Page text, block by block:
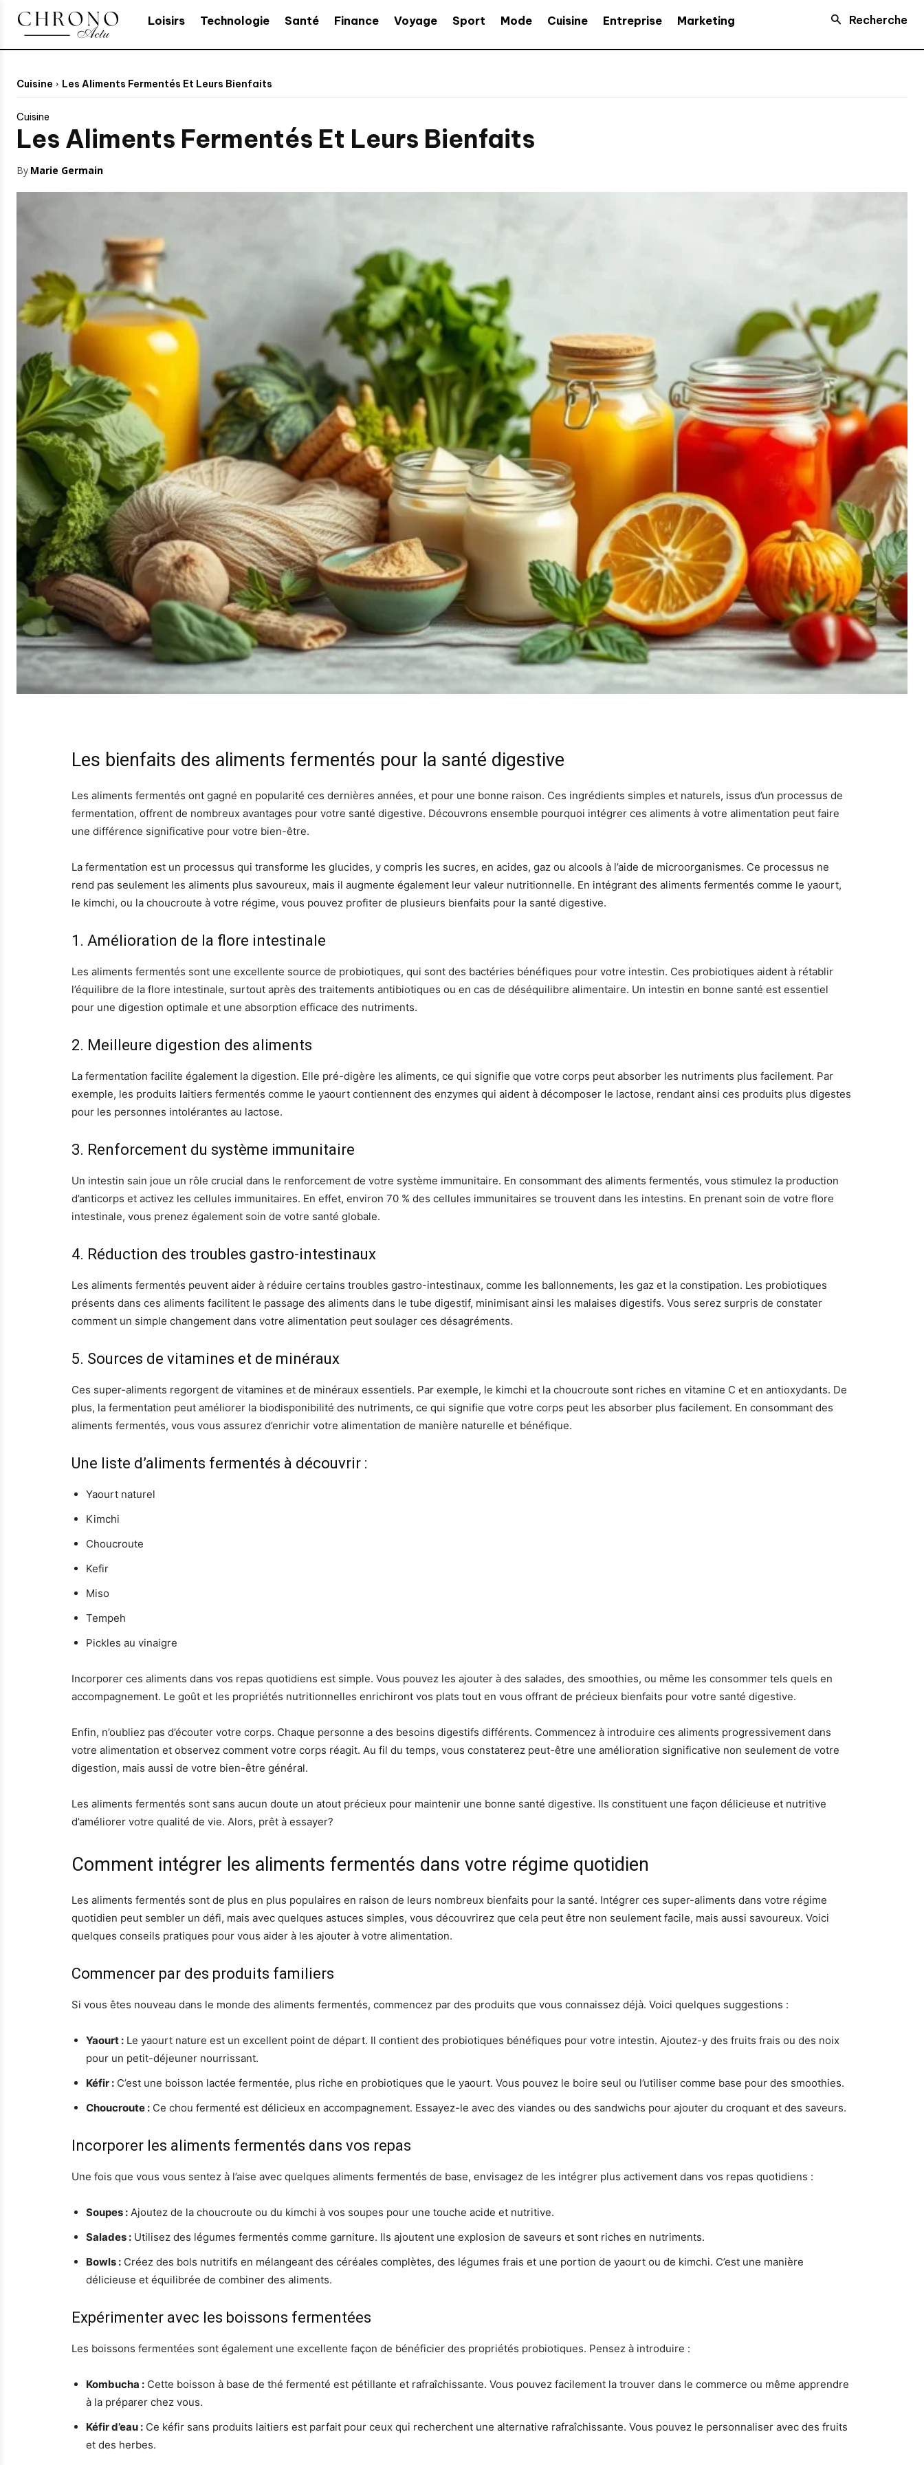
Loisirs Technologie Santé Finance Voyage Sport Mode Cuisine Entreprise Marketing Recherche
Cuisine Les Aliments Fermentés Et Leurs Bienfaits
Cuisine
Les Aliments Fermentés Et Leurs Bienfaits
By Marie Germain
Les bienfaits des aliments fermentés pour la santé digestive
Les aliments fermentés ont gagné en popularité ces dernières années, et pour une bonne raison. Ces ingrédients simples et naturels, issus d’un processus de
fermentation, offrent de nombreux avantages pour votre santé digestive. Découvrons ensemble pourquoi intégrer ces aliments à votre alimentation peut faire
une différence significative pour votre bien-être.
La fermentation est un processus qui transforme les glucides, y compris les sucres, en acides, gaz ou alcools à l’aide de microorganismes. Ce processus ne
rend pas seulement les aliments plus savoureux, mais il augmente également leur valeur nutritionnelle. En intégrant des aliments fermentés comme le yaourt,
le kimchi, ou la choucroute à votre régime, vous pouvez profiter de plusieurs bienfaits pour la santé digestive.
1. Amélioration de la flore intestinale
Les aliments fermentés sont une excellente source de probiotiques, qui sont des bactéries bénéfiques pour votre intestin. Ces probiotiques aident à rétablir
l’équilibre de la flore intestinale, surtout après des traitements antibiotiques ou en cas de déséquilibre alimentaire. Un intestin en bonne santé est essentiel
pour une digestion optimale et une absorption efficace des nutriments.
2. Meilleure digestion des aliments
La fermentation facilite également la digestion. Elle pré-digère les aliments, ce qui signifie que votre corps peut absorber les nutriments plus facilement. Par
exemple, les produits laitiers fermentés comme le yaourt contiennent des enzymes qui aident à décomposer le lactose, rendant ainsi ces produits plus digestes
pour les personnes intolérantes au lactose.
3. Renforcement du système immunitaire
Un intestin sain joue un rôle crucial dans le renforcement de votre système immunitaire. En consommant des aliments fermentés, vous stimulez la production
d’anticorps et activez les cellules immunitaires. En effet, environ 70 % des cellules immunitaires se trouvent dans les intestins. En prenant soin de votre flore
intestinale, vous prenez également soin de votre santé globale.
4. Réduction des troubles gastro-intestinaux
Les aliments fermentés peuvent aider à réduire certains troubles gastro-intestinaux, comme les ballonnements, les gaz et la constipation. Les probiotiques
présents dans ces aliments facilitent le passage des aliments dans le tube digestif, minimisant ainsi les malaises digestifs. Vous serez surpris de constater
comment un simple changement dans votre alimentation peut soulager ces désagréments.
5. Sources de vitamines et de minéraux
Ces super-aliments regorgent de vitamines et de minéraux essentiels. Par exemple, le kimchi et la choucroute sont riches en vitamine C et en antioxydants. De
plus, la fermentation peut améliorer la biodisponibilité des nutriments, ce qui signifie que votre corps peut les absorber plus facilement. En consommant des
aliments fermentés, vous vous assurez d’enrichir votre alimentation de manière naturelle et bénéfique.
Une liste d’aliments fermentés à découvrir :
Yaourt naturel
Kimchi
Choucroute
Kefir
Miso
Tempeh
Pickles au vinaigre
Incorporer ces aliments dans vos repas quotidiens est simple. Vous pouvez les ajouter à des salades, des smoothies, ou même les consommer tels quels en
accompagnement. Le goût et les propriétés nutritionnelles enrichiront vos plats tout en vous offrant de précieux bienfaits pour votre santé digestive.
Enfin, n’oubliez pas d’écouter votre corps. Chaque personne a des besoins digestifs différents. Commencez à introduire ces aliments progressivement dans
votre alimentation et observez comment votre corps réagit. Au fil du temps, vous constaterez peut-être une amélioration significative non seulement de votre
digestion, mais aussi de votre bien-être général.
Les aliments fermentés sont sans aucun doute un atout précieux pour maintenir une bonne santé digestive. Ils constituent une façon délicieuse et nutritive
d’améliorer votre qualité de vie. Alors, prêt à essayer?
Comment intégrer les aliments fermentés dans votre régime quotidien
Les aliments fermentés sont de plus en plus populaires en raison de leurs nombreux bienfaits pour la santé. Intégrer ces super-aliments dans votre régime
quotidien peut sembler un défi, mais avec quelques astuces simples, vous découvrirez que cela peut être non seulement facile, mais aussi savoureux. Voici
quelques conseils pratiques pour vous aider à les ajouter à votre alimentation.
Commencer par des produits familiers
Si vous êtes nouveau dans le monde des aliments fermentés, commencez par des produits que vous connaissez déjà. Voici quelques suggestions :
Yaourt : Le yaourt nature est un excellent point de départ. Il contient des probiotiques bénéfiques pour votre intestin. Ajoutez-y des fruits frais ou des noix
pour un petit-déjeuner nourrissant.
Kéfir : C’est une boisson lactée fermentée, plus riche en probiotiques que le yaourt. Vous pouvez le boire seul ou l’utiliser comme base pour des smoothies.
Choucroute : Ce chou fermenté est délicieux en accompagnement. Essayez-le avec des viandes ou des sandwichs pour ajouter du croquant et des saveurs.
Incorporer les aliments fermentés dans vos repas
Une fois que vous vous sentez à l’aise avec quelques aliments fermentés de base, envisagez de les intégrer plus activement dans vos repas quotidiens :
Soupes : Ajoutez de la choucroute ou du kimchi à vos soupes pour une touche acide et nutritive.
Salades : Utilisez des légumes fermentés comme garniture. Ils ajoutent une explosion de saveurs et sont riches en nutriments.
Bowls : Créez des bols nutritifs en mélangeant des céréales complètes, des légumes frais et une portion de yaourt ou de kimchi. C’est une manière
délicieuse et équilibrée de combiner des aliments.
Expérimenter avec les boissons fermentées
Les boissons fermentées sont également une excellente façon de bénéficier des propriétés probiotiques. Pensez à introduire :
Kombucha : Cette boisson à base de thé fermenté est pétillante et rafraîchissante. Vous pouvez facilement la trouver dans le commerce ou même apprendre
à la préparer chez vous.
Kéfir d’eau : Ce kéfir sans produits laitiers est parfait pour ceux qui recherchent une alternative rafraîchissante. Vous pouvez le personnaliser avec des fruits
et des herbes.